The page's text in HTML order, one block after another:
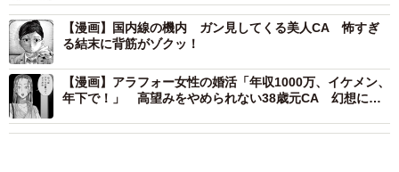
【漫画】国内線の機内 ガン見してくる美人CA 怖すぎ
る結末に背筋がゾクッ！
【漫画】アラフォー女性の婚活「年収1000万、イケメン、
年下で！」 高望みをやめられない38歳元CA 幻想に弄